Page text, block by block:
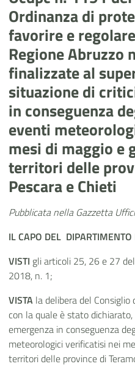
Ordinanza di
favorire e
Regione Abruzzo
finalizzate al
situazione di
in conseguenza
eventi
mesi di maggio e
territori delle
Pescara e Chieti
Pubblicata nella Gazzetta
IL CAPO DEL
VISTI gli articoli 25, 26 e 27
2018, n. 1;
VISTA la delibera del
con la quale è stato
emergenza in conseguenza
meteorologici verificatisi nei
territori delle province di